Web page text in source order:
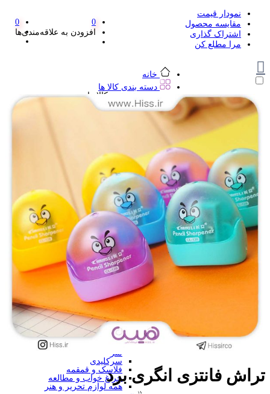
نمودار قیمت
مقایسه محصول
اشتراک گذاری
مرا مطلع کن
0
افزودن به علاقه‌مندی‌ها
0
خانه
دسته بندی کالا ها
دسته بندی کالا ها
لوازم تحریر و هنر
اتود و نوک
روان نویس فانتزی
خودکار و خودکار فشاری
ماژیک ها
دفترچه یادداشت
استیکر
استیک نوت
خط کش و گونیا
کیف غذا
کوله پشتی
چسب
کاتر فانتزی
بوک مارک
ماشین حساب
قیچی
منگنه فانتزی
سرگرمی و آموزشی
فانتزی ها
برچسب استیکری
کاور A4 و پوشه فانتزی
جامدادی
تخته وایت برد
تخته شاسی
متر
سرکلیدی
فلاسک و قمقمه
چراغ خواب و مطالعه
همه لوازم تحریر و هنر
تراش فانتزی انگری برد